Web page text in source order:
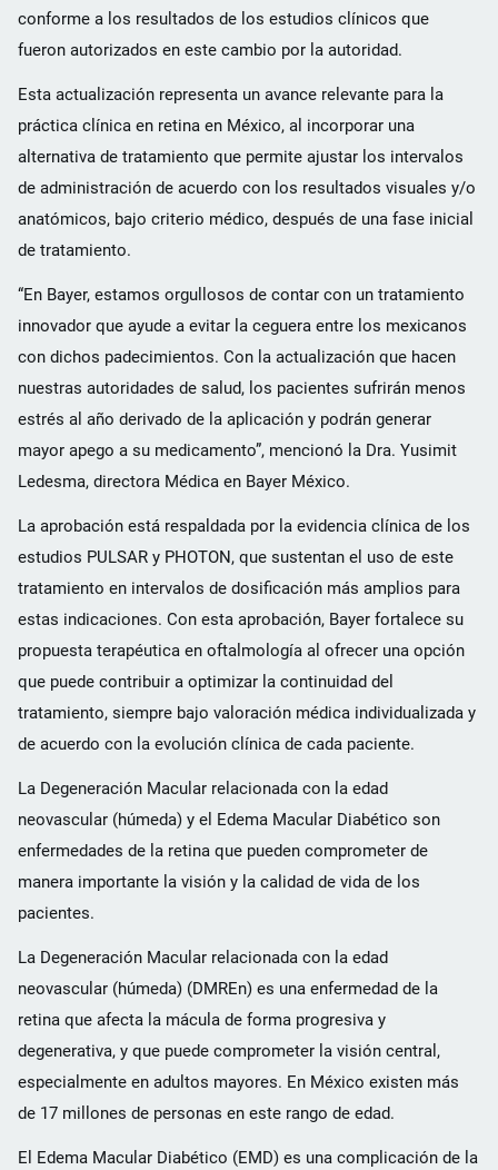
conforme a los resultados de los estudios clínicos que
fueron autorizados en este cambio por la autoridad.
Esta actualización representa un avance relevante para la
práctica clínica en retina en México, al incorporar una
alternativa de tratamiento que permite ajustar los intervalos
de administración de acuerdo con los resultados visuales y/o
anatómicos, bajo criterio médico, después de una fase inicial
de tratamiento.
“En Bayer, estamos orgullosos de contar con un tratamiento
innovador que ayude a evitar la ceguera entre los mexicanos
con dichos padecimientos. Con la actualización que hacen
nuestras autoridades de salud, los pacientes sufrirán menos
estrés al año derivado de la aplicación y podrán generar
mayor apego a su medicamento”, mencionó la Dra. Yusimit
Ledesma, directora Médica en Bayer México.
La aprobación está respaldada por la evidencia clínica de los
estudios PULSAR y PHOTON, que sustentan el uso de este
tratamiento en intervalos de dosificación más amplios para
estas indicaciones. Con esta aprobación, Bayer fortalece su
propuesta terapéutica en oftalmología al ofrecer una opción
que puede contribuir a optimizar la continuidad del
tratamiento, siempre bajo valoración médica individualizada y
de acuerdo con la evolución clínica de cada paciente.
La Degeneración Macular relacionada con la edad
neovascular (húmeda) y el Edema Macular Diabético son
enfermedades de la retina que pueden comprometer de
manera importante la visión y la calidad de vida de los
pacientes.
La Degeneración Macular relacionada con la edad
neovascular (húmeda) (DMREn) es una enfermedad de la
retina que afecta la mácula de forma progresiva y
degenerativa, y que puede comprometer la visión central,
especialmente en adultos mayores. En México existen más
de 17 millones de personas en este rango de edad.
El Edema Macular Diabético (EMD) es una complicación de la